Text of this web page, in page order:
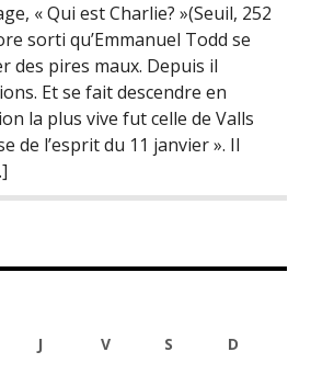
« Qui est Charlie? »(Seuil, 252
sorti qu’Emmanuel Todd se
des pires maux. Depuis il
Et se fait descendre en
la plus vive fut celle de Valls
de l’esprit du 11 janvier ». Il
J V S D